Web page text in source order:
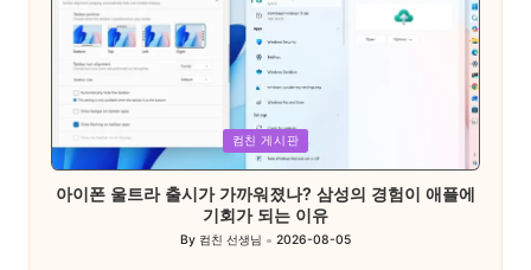
Posted
in
컴친 게시판
아이폰 울트라 출시가 가까워졌나? 삼성의 경험이 애플에
기회가 되는 이유
Posted
By 컴친 선생님 2026-08-05